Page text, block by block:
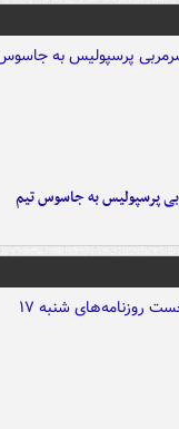
پرسپولیس به جاسوس تیم